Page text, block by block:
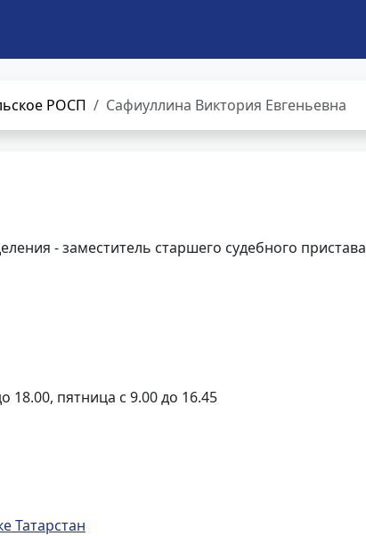
РОСП Сафиуллина Виктория Евгеньевна
- заместитель старшего судебного пристава
18.00, пятница с 9.00 до 16.45
Татарстан